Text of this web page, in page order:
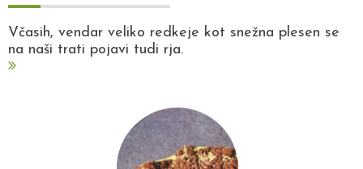
Včasih, vendar veliko redkeje kot snežna plesen se
na naši trati pojavi tudi rja.